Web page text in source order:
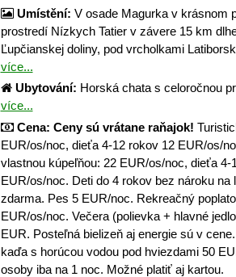
Umístění: V osade Magurka v krásnom
prostredí Nízkych Tatier v závere 15 km
Ľupčianskej doliny, pod vrcholkami
více...
Ubytování: Horská chata s celoročnou
více...
Cena: Ceny sú vrátane raňajok!
EUR/os/noc, dieťa 4-12 rokov 12 EUR/os/
vlastnou kúpeľňou: 22 EUR/os/noc, dieťa 4-
EUR/os/noc. Deti do 4 rokov bez nároku na
zdarma. Pes 5 EUR/noc. Rekreačný
EUR/os/noc. Večera (polievka + hlavné
EUR. Posteľná bielizeň aj energie sú v
kaďa s horúcou vodou pod hviezdami 50
osoby iba na 1 noc. Možné platiť aj kartou.